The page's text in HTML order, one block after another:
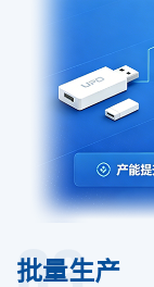
批量生产